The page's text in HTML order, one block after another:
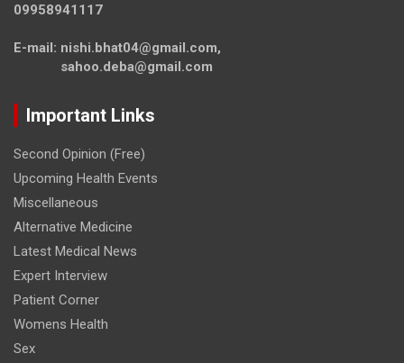
09958941117
E-mail: nishi.bhat04@gmail.com,
sahoo.deba@gmail.com
Important Links
Second Opinion (Free)
Upcoming Health Events
Miscellaneous
Alternative Medicine
Latest Medical News
Expert Interview
Patient Corner
Womens Health
Sex